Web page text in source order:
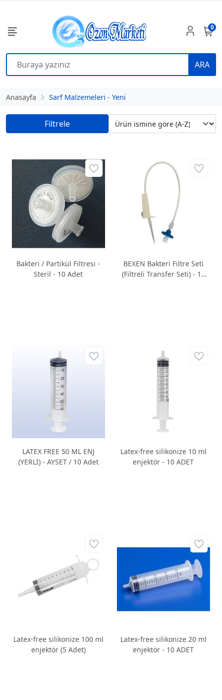
ARA
0
Anasayfa Sarf Malzemeleri - Yeni
Filtrele
Bakteri / Partikül Filtresi -
Steril - 10 Adet
BEXEN Bakteri Filtre Seti
(Filtreli Transfer Seti) - 10
LATEX FREE 50 ML ENJ
(YERLİ) - AYSET / 10 Adet
Latex-free silikonize 10 ml
enjektör - 10 ADET
Latex-free silikonize 100 ml
enjektör (5 Adet)
Latex-free silikonize 20 ml
enjektör - 10 ADET